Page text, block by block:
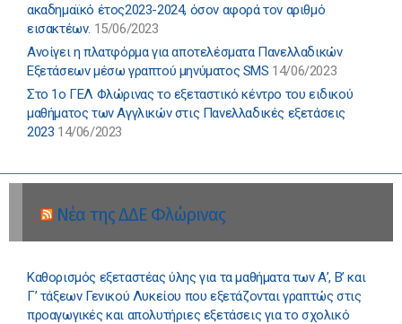
ακαδημαϊκό έτος2023-2024, όσον αφορά τον αριθμό
εισακτέων. 15/06/2023
Ανοίγει η πλατφόρμα για αποτελέσματα Πανελλαδικών
Εξετάσεων μέσω γραπτού μηνύματος SMS 14/06/2023
Στο 1ο ΓΕΛ Φλώρινας το εξεταστικό κέντρο του ειδικού
μαθήματος των Αγγλικών στις Πανελλαδικές εξετάσεις
2023 14/06/2023
Νέα της ΔΔΕ Φλώρινας
Καθορισμός εξεταστέας ύλης για τα μαθήματα των Α’, Β’ και
Γ’ τάξεων Γενικού Λυκείου που εξετάζονται γραπτώς στις
προαγωγικές και απολυτήριες εξετάσεις για το σχολικό